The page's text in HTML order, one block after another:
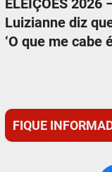
ELEIÇÕES
Luizianne diz
‘O que me cabe
FIQUE